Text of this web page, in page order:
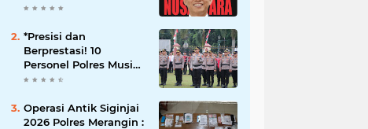
Ketua DPD G. BRAN
*Presisi dan
Berprestasi! 10
Personel Polres Musi
Rawas Raih
Bergengsi dari
Kapolda Sumsel*
Operasi Antik Siginjai
2026 Polres Merangin :